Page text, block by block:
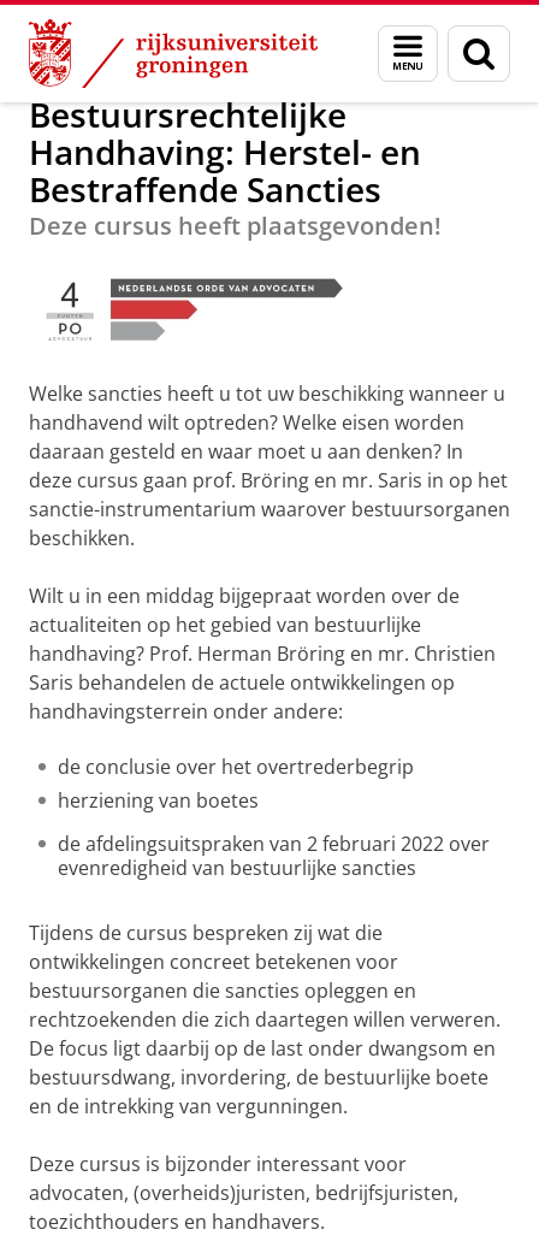
Skip
Content
Skip
Navigation
Menu
en
zoeken
Over ons Postacademisch Onderwijs
Bestuursrechtelijke
Handhaving: Herstel- en
Bestraffende Sancties
Deze cursus heeft plaatsgevonden!
Welke sancties heeft u tot uw beschikking wanneer u
handhavend wilt optreden? Welke eisen worden
daaraan gesteld en waar moet u aan denken? In
deze cursus gaan prof. Bröring en mr. Saris in op het
sanctie-instrumentarium waarover bestuursorganen
beschikken.
Wilt u in een middag bijgepraat worden over de
actualiteiten op het gebied van bestuurlijke
handhaving? Prof. Herman Bröring en mr. Christien
Saris behandelen de actuele ontwikkelingen op
handhavingsterrein onder andere:
de conclusie over het overtrederbegrip
herziening van boetes
de afdelingsuitspraken van 2 februari 2022 over
evenredigheid van bestuurlijke sancties
Tijdens de cursus bespreken zij wat die
ontwikkelingen concreet betekenen voor
bestuursorganen die sancties opleggen en
rechtzoekenden die zich daartegen willen verweren.
De focus ligt daarbij op de last onder dwangsom en
bestuursdwang, invordering, de bestuurlijke boete
en de intrekking van vergunningen.
Deze cursus is bijzonder interessant voor
advocaten, (overheids)juristen, bedrijfsjuristen,
toezichthouders en handhavers.